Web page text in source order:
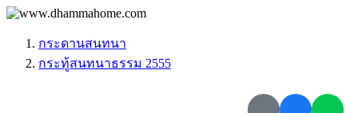
กระดานสนทนา
กระทู้สนทนาธรรม 2555